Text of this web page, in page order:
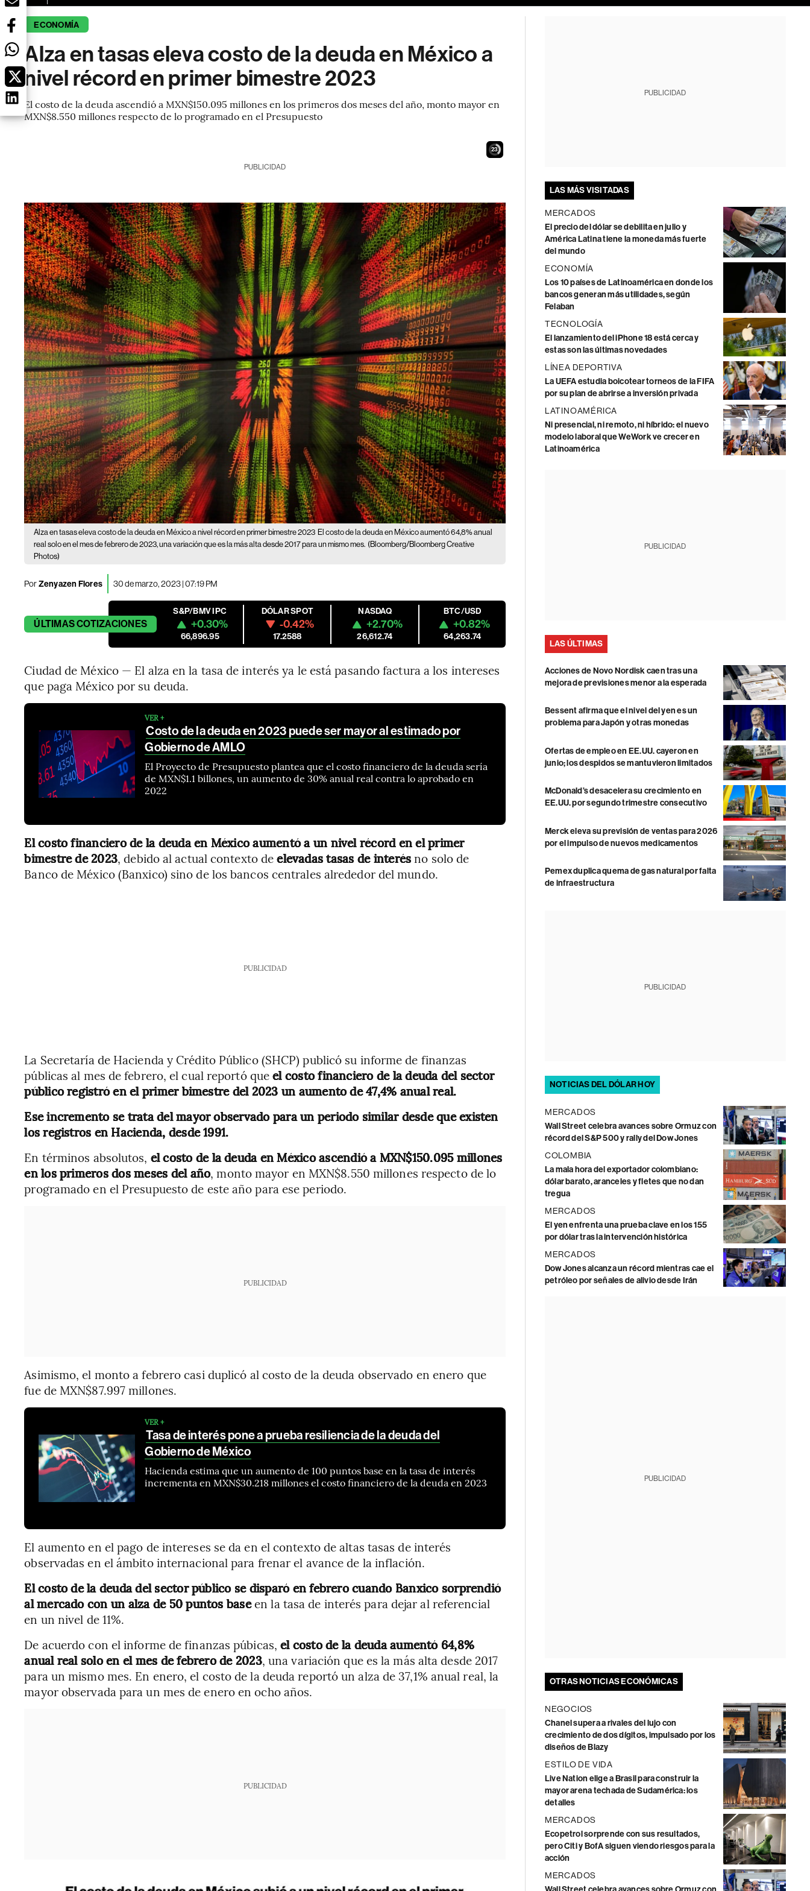
ECONOMÍA
Alza en tasas eleva costo de la deuda en México a
nivel récord en primer bimestre 2023
El costo de la deuda ascendió a MXN$150.095 millones en los primeros dos meses del año, monto mayor en
MXN$8.550 millones respecto de lo programado en el Presupuesto
22
PUBLICIDAD
Alza en tasas eleva costo de la deuda en México a nivel récord en primer bimestre 2023 El costo de la deuda en México aumentó 64,8% anual
real solo en el mes de febrero de 2023, una variación que es la más alta desde 2017 para un mismo mes. (Bloomberg/Bloomberg Creative
Photos)
PorZenyazen Flores 30 de marzo, 2023 | 07:19 PM
ÚLTIMASCOTIZACIONES
S&P/BMV IPC
+0.30%
66,896.95
DÓLAR SPOT
-0.42%
17.2588
NASDAQ
+2.70%
26,612.74
BTC/USD
+0.82%
64,263.74
Ciudad de México — El alza en la tasa de interés ya le está pasando factura a los intereses
que paga México por su deuda.
VER +
Costo de la deuda en 2023 puede ser mayor al estimado por
Gobierno de AMLO
El Proyecto de Presupuesto plantea que el costo financiero de la deuda sería
de MXN$1.1 billones, un aumento de 30% anual real contra lo aprobado en
2022
El costo financiero de la deuda en México aumentó a un nivel récord en el primer
bimestre de 2023, debido al actual contexto deelevadas tasas de interésno solo de
Banco de México (Banxico) sino de los bancos centrales alrededor del mundo.
PUBLICIDAD
La Secretaría de Hacienda y Crédito Público (SHCP) publicó su informe de finanzas
públicas al mes de febrero, el cual reportó queel costo financiero de la deuda del sector
público registró en el primer bimestre del 2023 un aumento de 47,4% anual real.
Ese incremento se trata del mayor observado para un periodo similar desde que existen
los registros en Hacienda, desde 1991.
En términos absolutos, el costo de la deuda en México ascendió a MXN$150.095 millones
en los primeros dos meses del año, monto mayor en MXN$8.550 millones respecto de lo
programado en el Presupuesto de este año para ese periodo.
PUBLICIDAD
Asimismo, el monto a febrero casi duplicó al costo de la deuda observado en enero que
fue de MXN$87.997 millones.
VER +
Tasa de interés pone a prueba resiliencia de la deuda del
Gobierno de México
Hacienda estima que un aumento de 100 puntos base en la tasa de interés
incrementa en MXN$30.218 millones el costo financiero de la deuda en 2023
El aumento en el pago de intereses se da en el contexto de altas tasas de interés
observadas en el ámbito internacional para frenar el avance de la inflación.
El costo de la deuda del sector público se disparó en febrero cuando Banxico sorprendió
al mercado con un alza de 50 puntos baseen la tasa de interés para dejar al referencial
en un nivel de 11%.
De acuerdo con el informe de finanzas púbicas,el costo de la deuda aumentó 64,8%
anual real solo en el mes de febrero de 2023, una variación que es la más alta desde 2017
para un mismo mes. En enero, el costo de la deuda reportó un alza de 37,1% anual real, la
mayor observada para un mes de enero en ocho años.
PUBLICIDAD
PUBLICIDAD
LAS MÁS VISITADAS
MERCADOS
El precio del dólar se debilita en julio y
América Latina tiene la moneda más fuerte
del mundo
ECONOMÍA
Los 10 países de Latinoamérica en donde los
bancos generan más utilidades, según
Felaban
TECNOLOGÍA
El lanzamiento del iPhone 18 está cerca y
estas son las últimas novedades
LÍNEA DEPORTIVA
La UEFA estudia boicotear torneos de la FIFA
por su plan de abrirse a inversión privada
LATINOAMÉRICA
Ni presencial, ni remoto, ni híbrido: el nuevo
modelo laboral que WeWork ve crecer en
Latinoamérica
PUBLICIDAD
LAS ÚLTIMAS
Acciones de Novo Nordisk caen tras una
mejora de previsiones menor a la esperada
Bessent afirma que el nivel del yen es un
problema para Japón y otras monedas
Ofertas de empleo en EE.UU. cayeron en
junio; los despidos se mantuvieron limitados
McDonald’s desacelera su crecimiento en
EE.UU. por segundo trimestre consecutivo
Merck eleva su previsión de ventas para 2026
por el impulso de nuevos medicamentos
Pemex duplica quema de gas natural por falta
de infraestructura
PUBLICIDAD
NOTICIAS DEL DÓLAR HOY
MERCADOS
Wall Street celebra avances sobre Ormuz con
récord del S&P 500 y rally del Dow Jones
COLOMBIA
La mala hora del exportador colombiano:
dólar barato, aranceles y fletes que no dan
tregua
MERCADOS
El yen enfrenta una prueba clave en los 155
por dólar tras la intervención histórica
MERCADOS
Dow Jones alcanza un récord mientras cae el
petróleo por señales de alivio desde Irán
PUBLICIDAD
OTRAS NOTICIAS ECONÓMICAS
NEGOCIOS
Chanel supera a rivales del lujo con
crecimiento de dos dígitos, impulsado por los
diseños de Blazy
ESTILO DE VIDA
Live Nation elige a Brasil para construir la
mayor arena techada de Sudamérica: los
detalles
MERCADOS
Ecopetrol sorprende con sus resultados,
pero Citi y BofA siguen viendo riesgos para la
acción
MERCADOS